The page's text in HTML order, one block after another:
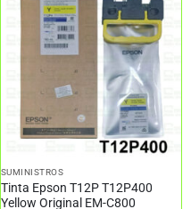
SUMINISTROS
Tinta Epson T12P T12P400
Yellow Original EM-C800